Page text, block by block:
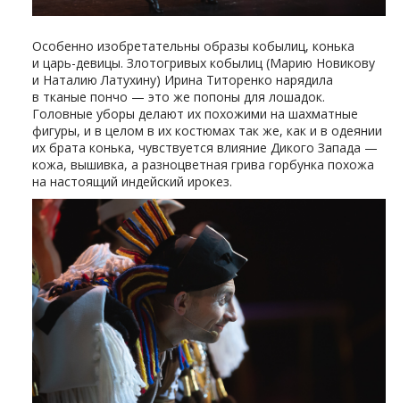
Особенно изобретательны образы кобылиц, конька
и царь-девицы. Злотогривых кобылиц (Марию Новикову
и Наталию Латухину) Ирина Титоренко нарядила
в тканые пончо — это же попоны для лошадок.
Головные уборы делают их похожими на шахматные
фигуры, и в целом в их костюмах так же, как и в одеянии
их брата конька, чувствуется влияние Дикого Запада —
кожа, вышивка, а разноцветная грива горбунка похожа
на настоящий индейский ирокез.